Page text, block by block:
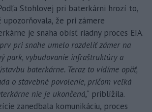
Stohlovej pri baterkárni hrozí to,
upozorňovala, že pri zámere
je snaha obísť riadny proces EIA.
pri snahe umelo rozdeliť zámer na
park, vybudovanie infraštruktúry a
baterkárne. Teraz to vidíme opäť,
o stavebné povolenie, pričom veľká
nie je ukončená,“ priblížila.
zanedbala komunikáciu, proces